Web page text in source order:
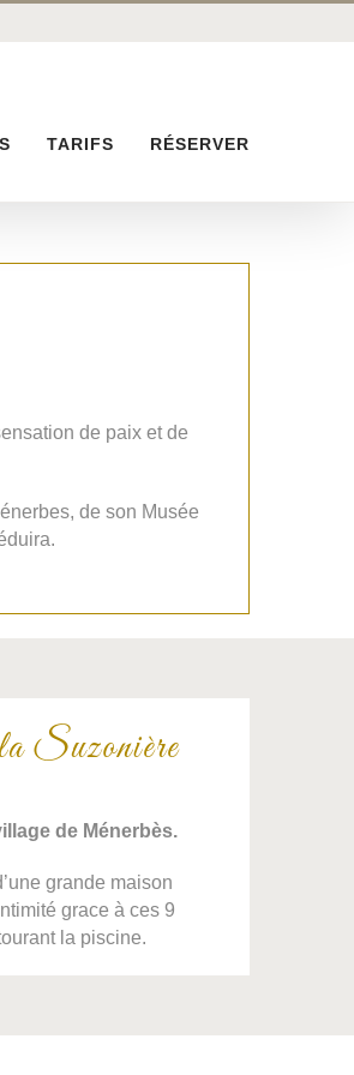
TARIFS RÉSERVER
de paix et de
de son Musée
Suzonière
de Ménerbès.
grande maison
grace à ces 9
la piscine.